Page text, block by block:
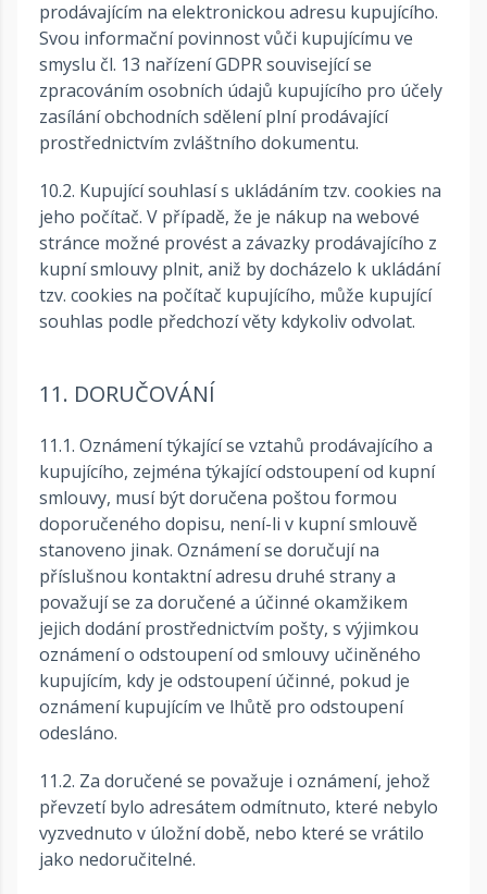
prodávajícím na elektronickou adresu kupujícího.
Svou informační povinnost vůči kupujícímu ve
smyslu čl. 13 nařízení GDPR související se
zpracováním osobních údajů kupujícího pro účely
zasílání obchodních sdělení plní prodávající
prostřednictvím zvláštního dokumentu.
10.2. Kupující souhlasí s ukládáním tzv. cookies na
jeho počítač. V případě, že je nákup na webové
stránce možné provést a závazky prodávajícího z
kupní smlouvy plnit, aniž by docházelo k ukládání
tzv. cookies na počítač kupujícího, může kupující
souhlas podle předchozí věty kdykoliv odvolat.
11. DORUČOVÁNÍ
11.1. Oznámení týkající se vztahů prodávajícího a
kupujícího, zejména týkající odstoupení od kupní
smlouvy, musí být doručena poštou formou
doporučeného dopisu, není-li v kupní smlouvě
stanoveno jinak. Oznámení se doručují na
příslušnou kontaktní adresu druhé strany a
považují se za doručené a účinné okamžikem
jejich dodání prostřednictvím pošty, s výjimkou
oznámení o odstoupení od smlouvy učiněného
kupujícím, kdy je odstoupení účinné, pokud je
oznámení kupujícím ve lhůtě pro odstoupení
odesláno.
11.2. Za doručené se považuje i oznámení, jehož
převzetí bylo adresátem odmítnuto, které nebylo
vyzvednuto v úložní době, nebo které se vrátilo
jako nedoručitelné.